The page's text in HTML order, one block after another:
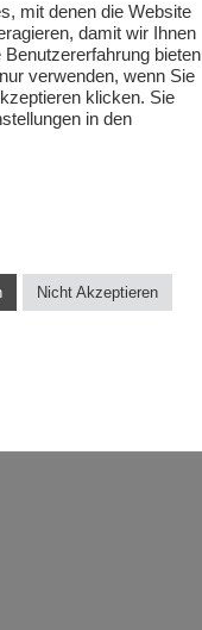
mit denen die Website
damit wir Ihnen
bieten
verwenden, wenn Sie
klicken. Sie
in den
Nicht Akzeptieren